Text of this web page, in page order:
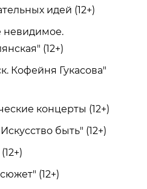
идей (12+)
(12+)
Кофейня Гукасова"
концерты (12+)
быть" (12+)
(12+)